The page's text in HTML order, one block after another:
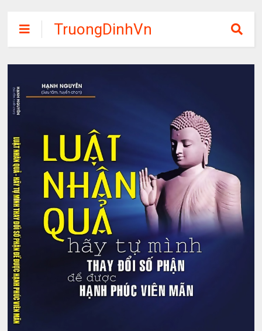
TruongDinhVn
Chia sẽ ebook,
các khóa học,
phần mềm học
tập miễn phí